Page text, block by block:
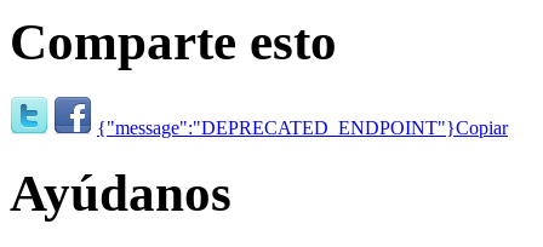
Comparte esto
{"message":"DEPRECATED_ENDPOINT"}Copiar
Ayúdanos